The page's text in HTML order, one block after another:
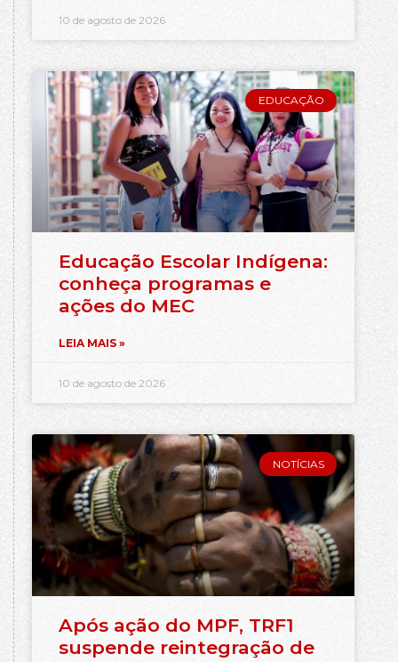
10 de agosto de 2026
EDUCAÇÃO
Educação Escolar Indígena:
conheça programas e
ações do MEC
LEIA MAIS »
10 de agosto de 2026
NOTÍCIAS
Após ação do MPF, TRF1
suspende reintegração de